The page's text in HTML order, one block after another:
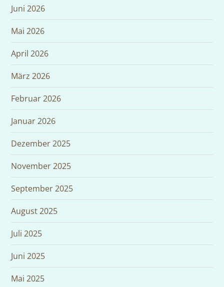
Juni 2026
Mai 2026
April 2026
März 2026
Februar 2026
Januar 2026
Dezember 2025
November 2025
September 2025
August 2025
Juli 2025
Juni 2025
Mai 2025